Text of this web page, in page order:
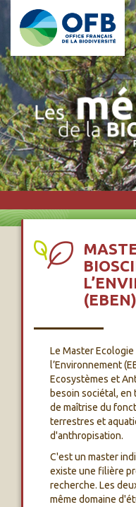
(EBEN)
Le Master
l’Environnement
Ecosystèmes et
besoin sociétal, en
de maîtrise du
terrestres et
d'anthropisation.
C'est un master
existe une filière
recherche. Les
même domaine